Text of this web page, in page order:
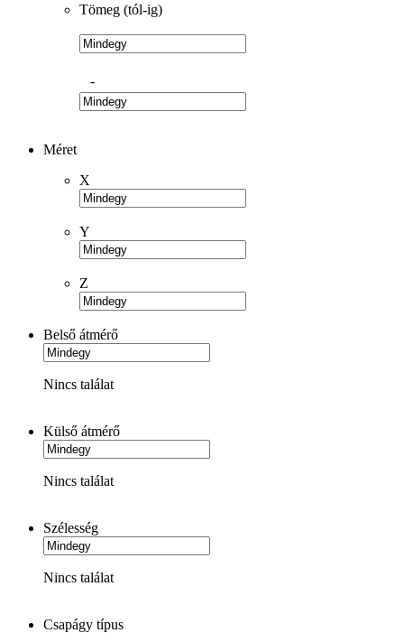
Tömeg (tól-ig)
-
Méret
X
Y
Z
Belső átmérő
Nincs találat
Külső átmérő
Nincs találat
Szélesség
Nincs találat
Csapágy típus